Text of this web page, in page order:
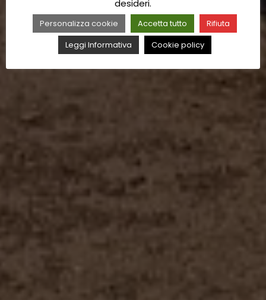
desideri.
Personalizza cookie Accetta tutto
Rifiuta
Leggi Informativa
Cookie policy